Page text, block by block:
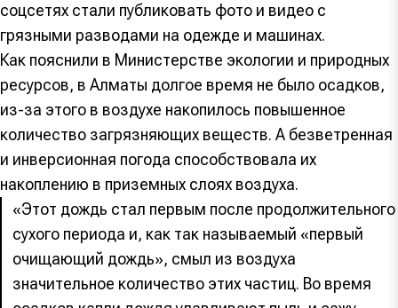
соцсетях стали публиковать фото и видео с
грязными разводами на одежде и машинах.
Как пояснили в Министерстве экологии и природных
ресурсов, в Алматы долгое время не было осадков,
из-за этого в воздухе накопилось повышенное
количество загрязняющих веществ. А безветренная
и инверсионная погода способствовала их
накоплению в приземных слоях воздуха.
«Этот дождь стал первым после продолжительного
сухого периода и, как так называемый «первый
очищающий дождь», смыл из воздуха
значительное количество этих частиц. Во время